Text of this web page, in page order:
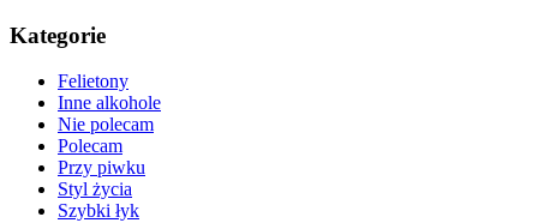
Kategorie
Felietony
Inne alkohole
Nie polecam
Polecam
Przy piwku
Styl życia
Szybki łyk